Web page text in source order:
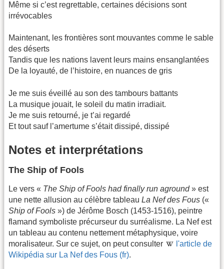
Même si c’est regrettable, certaines décisions sont
irrévocables
Maintenant, les frontières sont mouvantes comme le sable
des déserts
Tandis que les nations lavent leurs mains ensanglantées
De la loyauté, de l’histoire, en nuances de gris
Je me suis éveillé au son des tambours battants
La musique jouait, le soleil du matin irradiait.
Je me suis retourné, je t’ai regardé
Et tout sauf l’amertume s’était dissipé, dissipé
Notes et interprétations
The Ship of Fools
Le vers « The Ship of Fools had finally run aground» est
une nette allusion au célèbre tableau La Nef des Fous («
Ship of Fools ») de Jérôme Bosch (1453-1516), peintre
flamand symboliste précurseur du surréalisme. La Nef est
un tableau au contenu nettement métaphysique, voire
moralisateur. Sur ce sujet, on peut consulter
l'article de
Wikipédia sur La Nef des Fous (fr).